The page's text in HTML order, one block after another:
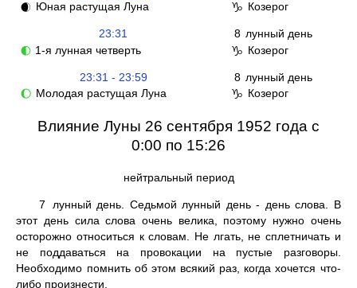
🌒 Юная растущая Луна ♑ Козерог
23:31 8 лунный день
🌓 1-я лунная четверть ♑ Козерог
23:31 - 23:59 8 лунный день
🌔 Молодая растущая Луна ♑ Козерог
Влияние Луны 26 сентября 1952 года с
0:00 по 15:26
нейтральный период
7
лунный день. Седьмой лунный день - день слова. В
этот день сила слова очень велика, поэтому нужно очень
осторожно относиться к словам. Не лгать, не сплетничать и
не поддаваться на провокации на пустые разговоры.
Необходимо помнить об этом всякий раз, когда хочется что-
либо произнести.